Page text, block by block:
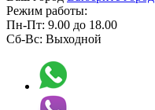
Режим работы:
Пн-Пт: 9.00 до 18.00
Сб-Вс: Выходной